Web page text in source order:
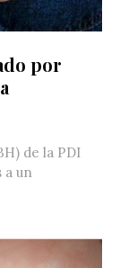
por
de la PDI
a un